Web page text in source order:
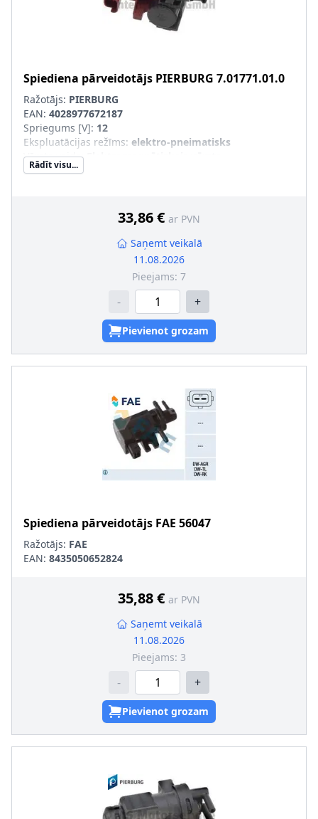
Spiediena pārveidotājs PIERBURG 7.01771.01.0
Ražotājs: PIERBURG
EAN: 4028977672187
Spriegums [V]: 12
Ekspluatācijas režīms: elektro-pneimatisks
Vārsta veids:
Rādīt visu...
33,86 € ar PVN
Saņemt veikalā
11.08.2026
Pieejams: 7
- +
Pievienot grozam
Spiediena pārveidotājs FAE 56047
Ražotājs: FAE
EAN: 8435050652824
35,88 € ar PVN
Saņemt veikalā
11.08.2026
Pieejams: 3
- +
Pievienot grozam